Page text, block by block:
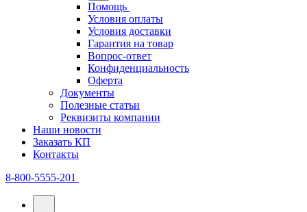
Помощь
Условия оплаты
Условия доставки
Гарантия на товар
Вопрос-ответ
Конфиденциальность
Оферта
Документы
Полезные статьи
Реквизиты компании
Наши новости
Заказать КП
Контакты
8-800-5555-201